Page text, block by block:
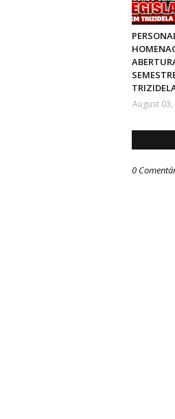
August
0